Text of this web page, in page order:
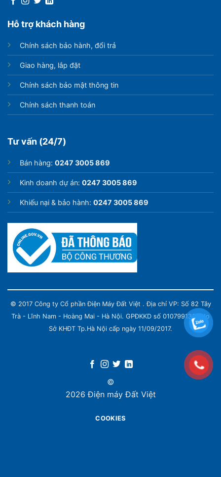
Hỗ trợ khách hàng
Chính sách bảo hành, đổi trả
Giao hàng, lắp đặt
Chính sách bảo mật thông tin
Chính sách thanh toán
Tư vấn (24/7)
Bán hàng: 0247 3005 869
Kinh doanh dự án: 0247 3005 869
Khiếu nại & bảo hành: 0247 3005 869
© 2017 Công ty Cổ phần Điện Máy Đất Việt . Địa chỉ VP: Số 82 Tây
Trà - Lĩnh Nam - Hoàng Mai - Hà Nội. GPĐKKD số 0107991339 do
Sở KHĐT Tp.Hà Nội cấp ngày 11/09/2017.
©
2026 Điện máy Đất Việt
COOKIES